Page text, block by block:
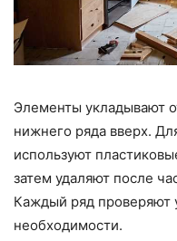
Элементы укладывают
нижнего ряда вверх.
используют
затем удаляют после
Каждый ряд проверяют
необходимости.